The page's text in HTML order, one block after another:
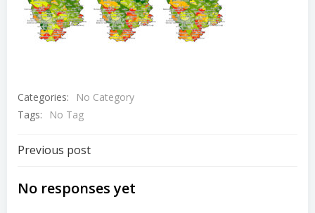
Categories:
No Category
Tags:
No Tag
Navigácia
v
Previous post
No responses yet